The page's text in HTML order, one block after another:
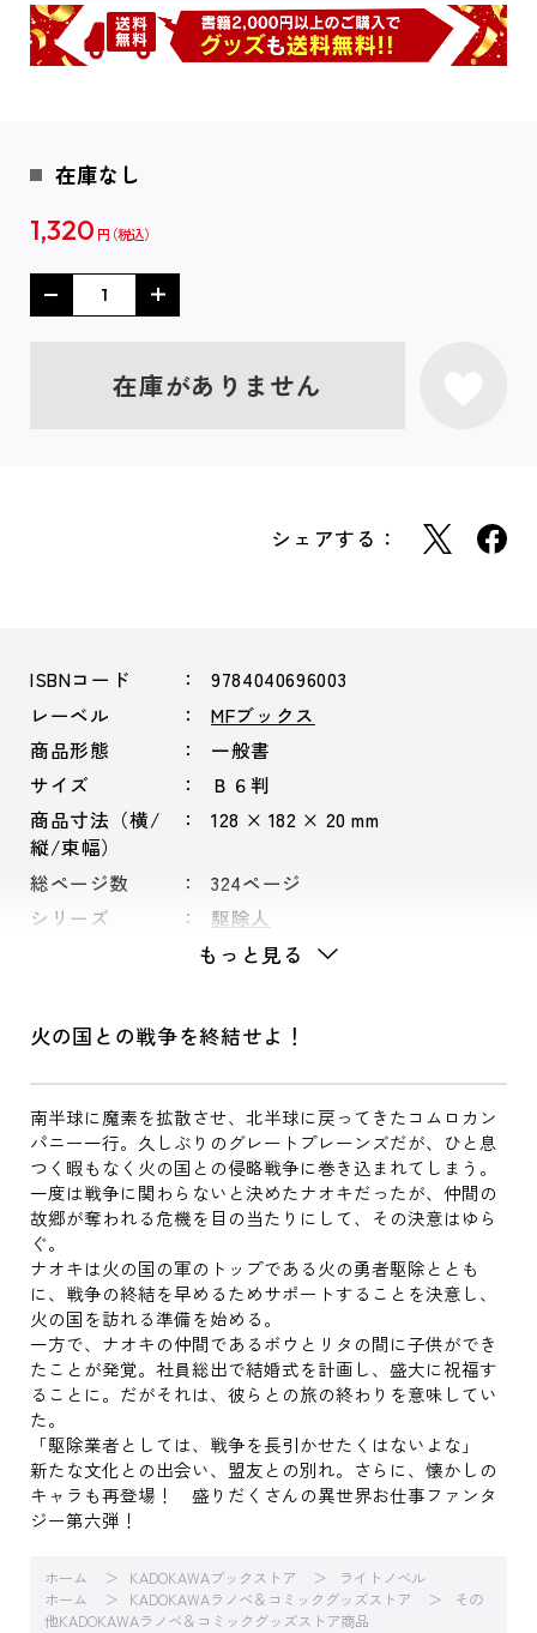
在庫なし
1,320 円
在庫がありません
シェアする：
ISBNコード
9784040696003
レーベル
MFブックス
商品形態
一般書
サイズ
Ｂ６判
商品寸法（横/
縦/束幅）
128 × 182 × 20 mm
総ページ数
324ページ
シリーズ
駆除人
もっと見る
火の国との戦争を終結せよ！
南半球に魔素を拡散させ、北半球に戻ってきたコムロカン
パニー一行。久しぶりのグレートプレーンズだが、ひと息
つく暇もなく火の国との侵略戦争に巻き込まれてしまう。
一度は戦争に関わらないと決めたナオキだったが、仲間の
故郷が奪われる危機を目の当たりにして、その決意はゆら
ぐ。
ナオキは火の国の軍のトップである火の勇者駆除ととも
に、戦争の終結を早めるためサポートすることを決意し、
火の国を訪れる準備を始める。
一方で、ナオキの仲間であるボウとリタの間に子供ができ
たことが発覚。社員総出で結婚式を計画し、盛大に祝福す
ることに。だがそれは、彼らとの旅の終わりを意味してい
た。
「駆除業者としては、戦争を長引かせたくはないよな」
新たな文化との出会い、盟友との別れ。さらに、懐かしの
キャラも再登場！ 盛りだくさんの異世界お仕事ファンタ
ジー第六弾！
ホーム KADOKAWAブックストア
ライトノベル
ホーム
KADOKAWAラノベ＆コミックグッズストア
その
他KADOKAWAラノベ＆コミックグッズストア商品